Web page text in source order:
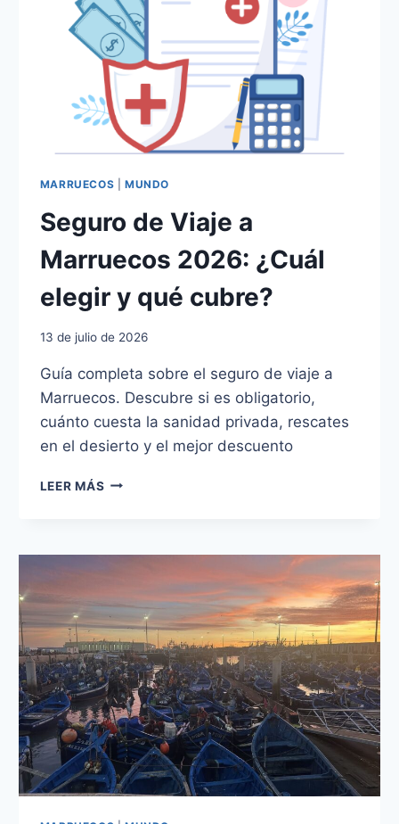
LA
CIUDAD
DEL
VIENTO.
MARRUECOS MUNDO
Seguro de Viaje a
Marruecos 2026: ¿Cuál
elegir y qué cubre?
13 de julio de 2026
Guía completa sobre el seguro de viaje a
Marruecos. Descubre si es obligatorio,
cuánto cuesta la sanidad privada, rescates
en el desierto y el mejor descuento
LEER MÁS SEGURO
MARRUECOS
¿CUÁL
ELEGIR
Y
QUÉ
CUBRE?